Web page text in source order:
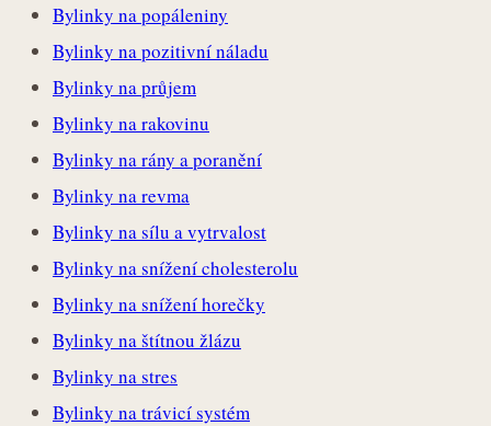
Bylinky na popáleniny
Bylinky na pozitivní náladu
Bylinky na průjem
Bylinky na rakovinu
Bylinky na rány a poranění
Bylinky na revma
Bylinky na sílu a vytrvalost
Bylinky na snížení cholesterolu
Bylinky na snížení horečky
Bylinky na štítnou žlázu
Bylinky na stres
Bylinky na trávicí systém